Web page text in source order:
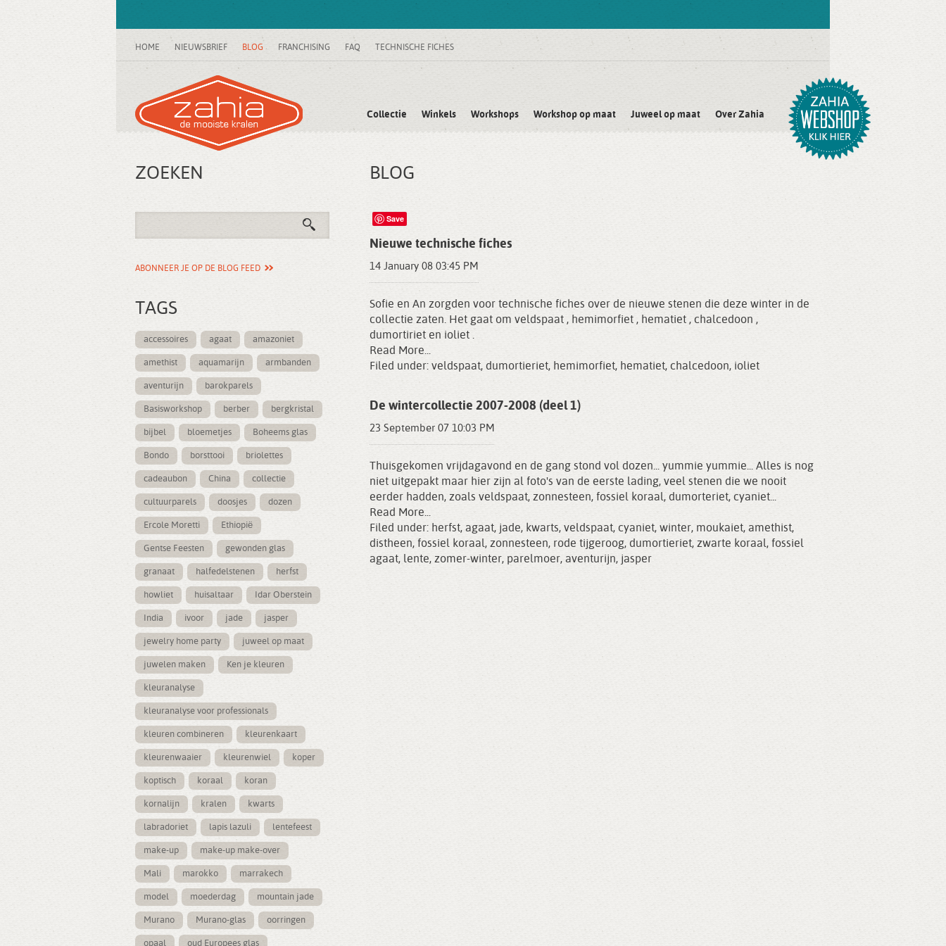
HOME NIEUWSBRIEF BLOG FRANCHISING FAQ TECHNISCHE FICHES
Collectie Winkels Workshops Workshop op maat Juweel op maat Over Zahia
BLOG
Save
Nieuwe technische fiches
14 January 08 03:45 PM
Sofie en An zorgden voor technische fiches over de nieuwe stenen die deze winter in de
collectie zaten. Het gaat om veldspaat , hemimorfiet , hematiet , chalcedoon ,
dumortiriet en ioliet .
Read More...
Filed under: veldspaat, dumortieriet, hemimorfiet, hematiet, chalcedoon, ioliet
De wintercollectie 2007-2008 (deel 1)
23 September 07 10:03 PM
Thuisgekomen vrijdagavond en de gang stond vol dozen... yummie yummie... Alles is nog
niet uitgepakt maar hier zijn al foto's van de eerste lading, veel stenen die we nooit
eerder hadden, zoals veldspaat, zonnesteen, fossiel koraal, dumorteriet, cyaniet...
Read More...
Filed under: herfst, agaat, jade, kwarts, veldspaat, cyaniet, winter, moukaiet, amethist,
distheen, fossiel koraal, zonnesteen, rode tijgeroog, dumortieriet, zwarte koraal, fossiel
agaat, lente, zomer-winter, parelmoer, aventurijn, jasper
ZOEKEN
ABONNEER JE OP DE BLOG FEED
TAGS
accessoires agaat amazoniet
amethist aquamarijn armbanden
aventurijn barokparels
Basisworkshop berber bergkristal
bijbel bloemetjes Boheems glas
Bondo borsttooi briolettes
cadeaubon China collectie
cultuurparels doosjes dozen
Ercole Moretti Ethiopië
Gentse Feesten gewonden glas
granaat halfedelstenen herfst
howliet huisaltaar Idar Oberstein
India ivoor jade jasper
jewelry home party juweel op maat
juwelen maken Ken je kleuren
kleuranalyse
kleuranalyse voor professionals
kleuren combineren kleurenkaart
kleurenwaaier kleurenwiel koper
koptisch koraal koran
kornalijn kralen kwarts
labradoriet lapis lazuli lentefeest
make-up make-up make-over
Mali marokko marrakech
model moederdag mountain jade
Murano Murano-glas oorringen
opaal oud Europees glas